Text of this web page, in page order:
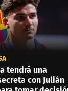
tendrá una
con Julián